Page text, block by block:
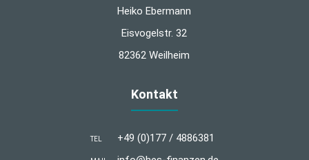
Heiko Ebermann
Eisvogelstr. 32
82362 Weilheim
Kontakt
TEL +49 (0)177 / 4886381